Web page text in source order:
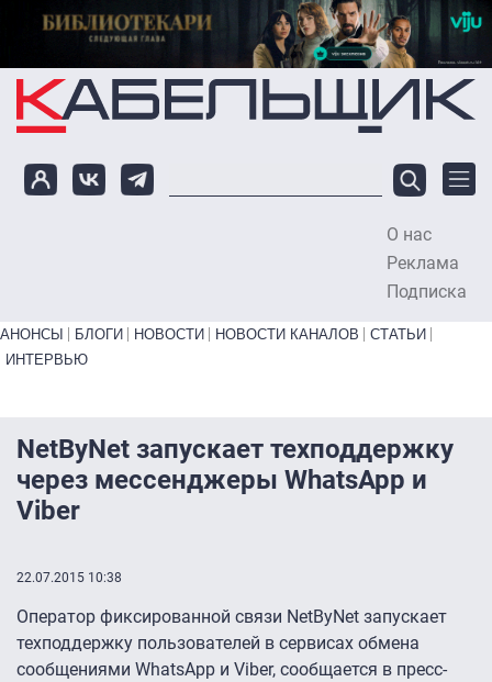
Перейти к основному содержанию
О нас
Реклама
Подписка
Primary links bottom
АНОНСЫ БЛОГИ НОВОСТИ НОВОСТИ КАНАЛОВ
СТАТЬИ
ИНТЕРВЬЮ
NetByNet запускает техподдержку
через мессенджеры WhatsApp и
Viber
22.07.2015 10:38
Оператор фиксированной связи NetByNet запускает
техподдержку пользователей в сервисах обмена
сообщениями WhatsApp и Viber, сообщается в пресс-